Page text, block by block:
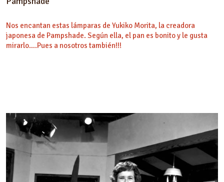
Nos encantan estas lámparas de Yukiko Morita, la creadora
japonesa de Pampshade. Según ella, el pan es bonito y le gusta
mirarlo….Pues a nosotros también!!!